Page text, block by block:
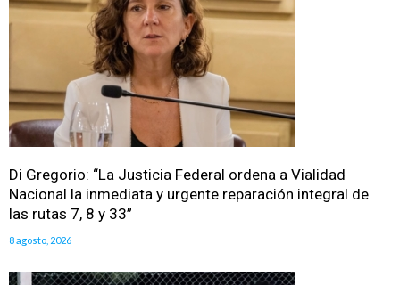
Di Gregorio: “La Justicia Federal ordena a Vialidad
Nacional la inmediata y urgente reparación integral de
las rutas 7, 8 y 33”
8 agosto, 2026